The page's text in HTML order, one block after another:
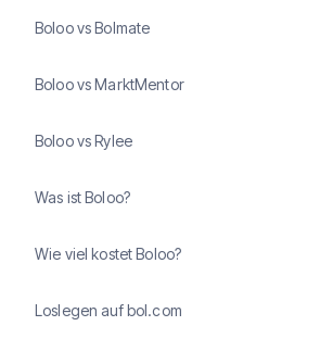
Boloo vs Bolmate
Boloo vs MarktMentor
Boloo vs Rylee
Was ist Boloo?
Wie viel kostet Boloo?
Loslegen auf bol.com